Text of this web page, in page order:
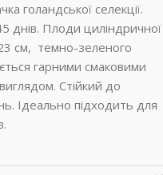
голандської селекції.
днів. Плоди циліндричної
см, темно-зеленого
гарними смаковими
Стійкий до
Ідеально підходить для